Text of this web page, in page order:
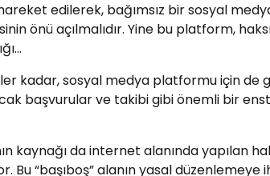
edilerek, bağımsız bir sosyal
önü açılmalıdır. Yine bu platform,
kadar, sosyal medya platformu için de
başvurular ve takibi gibi önemli bir
kaynağı da internet alanında yapılan
“başıboş” alanın yasal düzenlemeye